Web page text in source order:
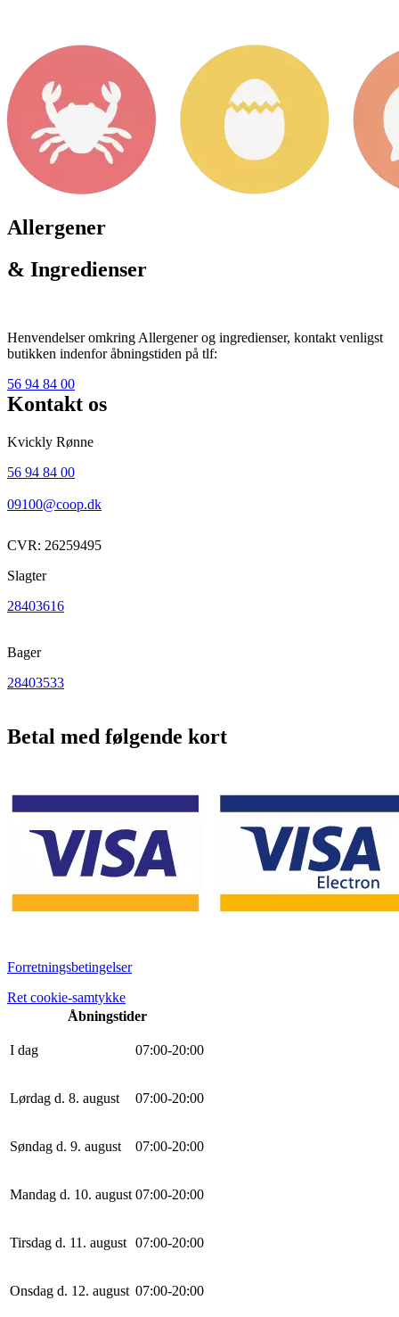
Allergener
& Ingredienser
Henvendelser omkring Allergener og ingredienser, kontakt venligst
butikken indenfor åbningstiden på tlf:
56 94 84 00
Kontakt os
Kvickly Rønne
56 94 84 00
09100@coop.dk
CVR: 26259495
Slagter
28403616
Bager
28403533
Betal med følgende kort
Forretningsbetingelser
Ret cookie-samtykke
Åbningstider
I dag 07:00-20:00
Lørdag d. 8. august 07:00-20:00
Søndag d. 9. august 07:00-20:00
Mandag d. 10. august 07:00-20:00
Tirsdag d. 11. august 07:00-20:00
Onsdag d. 12. august 07:00-20:00